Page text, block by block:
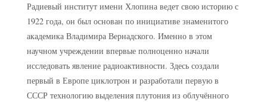
Радиевый институт имени Хлопина ведет свою историю с
1922 года, он был основан по инициативе знаменитого
академика Владимира Вернадского. Именно в этом
научном учреждении впервые полноценно начали
исследовать явление радиоактивности. Здесь создали
первый в Европе циклотрон и разработали первую в
СССР технологию выделения плутония из облучённого